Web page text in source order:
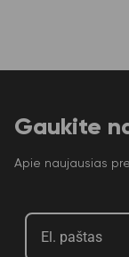
Gaukite
Apie naujausias